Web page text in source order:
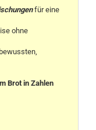
für eine
ohne
Brot in Zahlen